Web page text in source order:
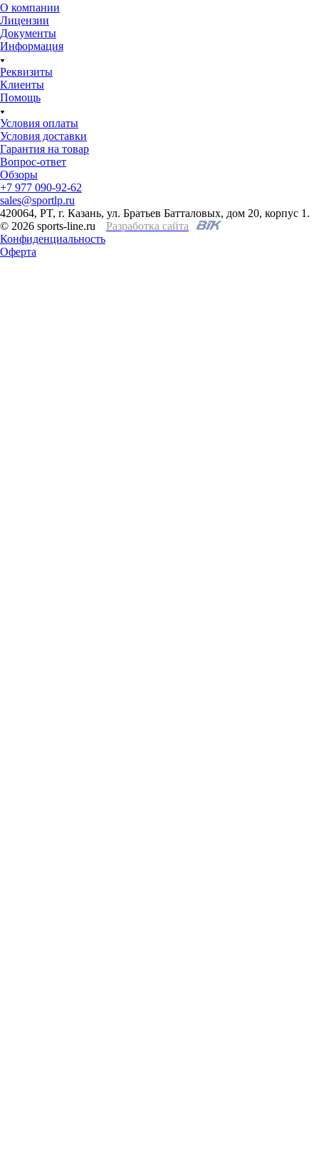
О компании
Лицензии
Документы
Информация
Реквизиты
Клиенты
Помощь
Условия оплаты
Условия доставки
Гарантия на товар
Вопрос-ответ
Обзоры
+7 977 090-92-62
sales@sportlp.ru
420064, PT, г. Казань, ул. Братьев Батталовых, дом 20, корпус 1.
© 2026 sports-line.ru
Разработка сайта
Конфиденциальность
Оферта